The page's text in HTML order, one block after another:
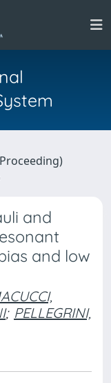
and
and low
; PELLEGRINI,